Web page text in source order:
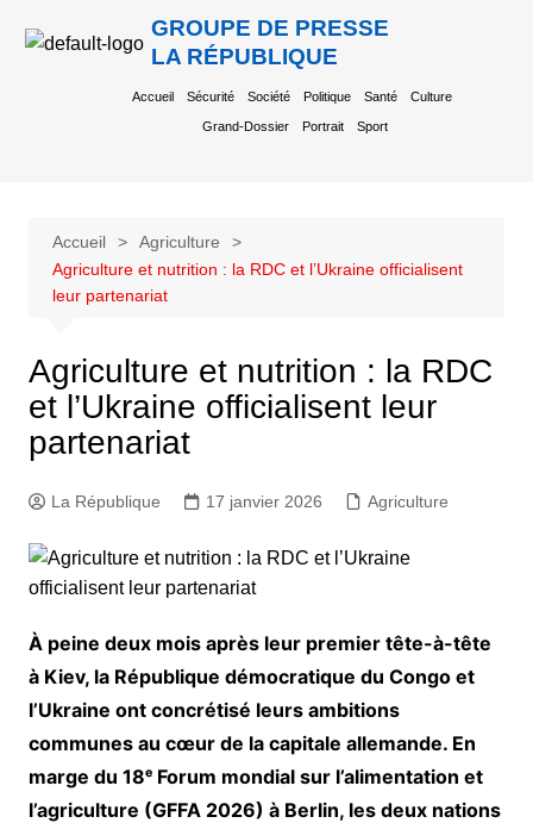
GROUPE DE PRESSE
LA RÉPUBLIQUE
Accueil Sécurité Société Politique Santé Culture
Grand-Dossier Portrait Sport
Accueil
Agriculture
Agriculture et nutrition : la RDC et l’Ukraine officialisent
leur partenariat
Agriculture et nutrition : la RDC
et l’Ukraine officialisent leur
partenariat
La République 17 janvier 2026 Agriculture
À peine deux mois après leur premier tête-à-tête
à Kiev, la République démocratique du Congo et
l’Ukraine ont concrétisé leurs ambitions
communes au cœur de la capitale allemande. En
marge du 18ᵉ Forum mondial sur l’alimentation et
l’agriculture (GFFA 2026) à Berlin, les deux nations